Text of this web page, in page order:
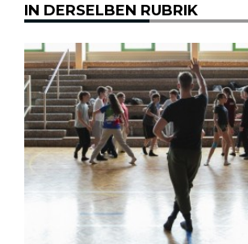
IN DERSELBEN RUBRIK